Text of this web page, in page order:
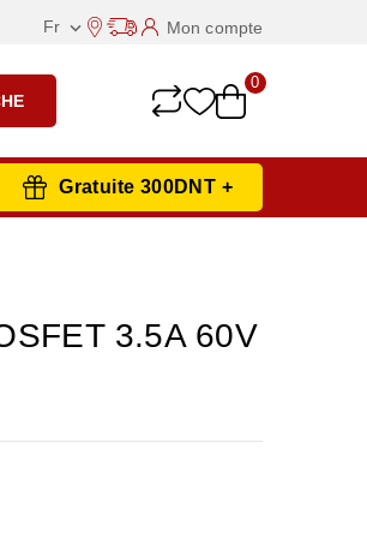
Fr  Mon compte
0
Gratuite 300DNT +
3.5A 60V